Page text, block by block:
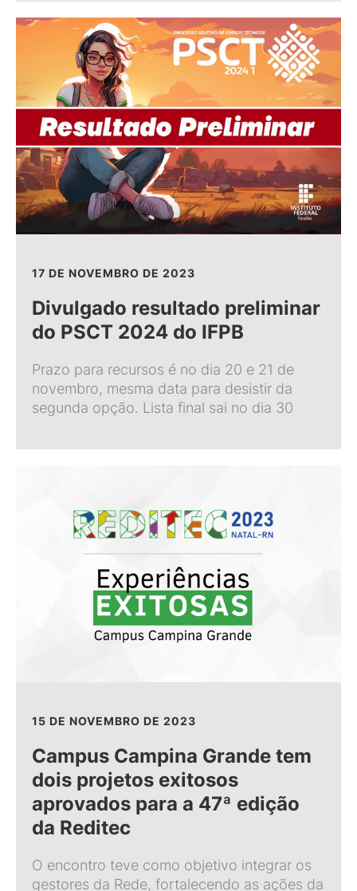
17 DE NOVEMBRO DE 2023
Divulgado resultado preliminar
do PSCT 2024 do IFPB
Prazo para recursos é no dia 20 e 21 de
novembro, mesma data para desistir da
segunda opção. Lista final sai no dia 30
15 DE NOVEMBRO DE 2023
Campus Campina Grande tem
dois projetos exitosos
aprovados para a 47ª edição
da Reditec
O encontro teve como objetivo integrar os
gestores da Rede, fortalecendo as ações da